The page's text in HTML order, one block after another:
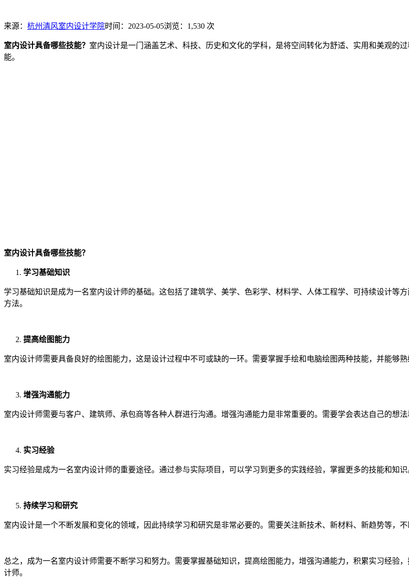
来源： 杭州清风室内设计学院时间：2023-05-05浏览：1,530 次
室内设计具备哪些技能？ 室内设计是一门涵盖艺术、科技、历史和文化的学科，是将空间转化为舒适、实用和美观的
能。
室内设计具备哪些技能？
学习基础知识
学习基础知识是成为一名室内设计师的基础。这包括了建筑学、美学、色彩学、材料学、人体工程学、可持续设计等
方法。
提高绘图能力
室内设计师需要具备良好的绘图能力，这是设计过程中不可或缺的一环。需要掌握手绘和电脑绘图两种技能，并能够熟
增强沟通能力
室内设计师需要与客户、建筑师、承包商等各种人群进行沟通。增强沟通能力是非常重要的。需要学会表达自己的想法
实习经验
实习经验是成为一名室内设计师的重要途径。通过参与实际项目，可以学习到更多的实践经验，掌握更多的技能和知
持续学习和研究
室内设计是一个不断发展和变化的领域，因此持续学习和研究是非常必要的。需要关注新技术、新材料、新趋势等，不
总之，成为一名室内设计师需要不断学习和努力。需要掌握基础知识，提高绘图能力，增强沟通能力，积累实习经验
计师。